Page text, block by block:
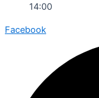
14:00
Facebook